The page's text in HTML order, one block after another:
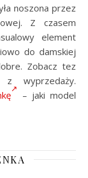
noszona przez
Z czasem
element
do damskiej
Zobacz tez
z wyprzedaży.
– jaki model